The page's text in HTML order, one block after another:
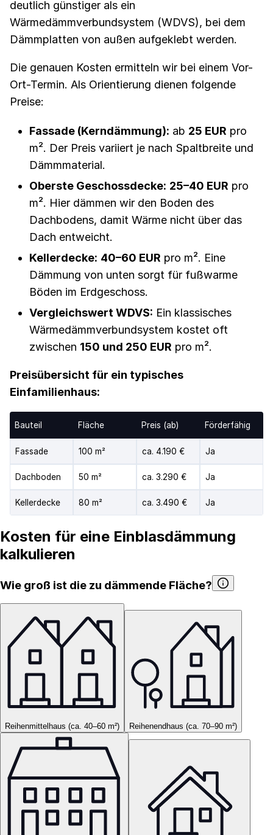
deutlich günstiger als ein
Wärmedämmverbundsystem (WDVS), bei dem
Dämmplatten von außen aufgeklebt werden.
Die genauen Kosten ermitteln wir bei einem Vor-
Ort-Termin. Als Orientierung dienen folgende
Preise:
Fassade (Kerndämmung): ab 25 EUR pro
m². Der Preis variiert je nach Spaltbreite und
Dämmmaterial.
Oberste Geschossdecke: 25–40 EUR pro
m². Hier dämmen wir den Boden des
Dachbodens, damit Wärme nicht über das
Dach entweicht.
Kellerdecke: 40–60 EUR pro m². Eine
Dämmung von unten sorgt für fußwarme
Böden im Erdgeschoss.
Vergleichswert WDVS: Ein klassisches
Wärmedämmverbundsystem kostet oft
zwischen 150 und 250 EUR pro m².
Preisübersicht für ein typisches
Einfamilienhaus:
Bauteil Fläche Preis (ab) Förderfähig
Fassade 100 m² ca. 4.190 € Ja
Dachboden 50 m² ca. 3.290 € Ja
Kellerdecke 80 m² ca. 3.490 € Ja
Kosten für eine Einblasdämmung
kalkulieren
Wie groß ist die zu dämmende Fläche?
Reihenmittelhaus (ca. 40–60 m²) Reihenendhaus (ca. 70–90 m²)